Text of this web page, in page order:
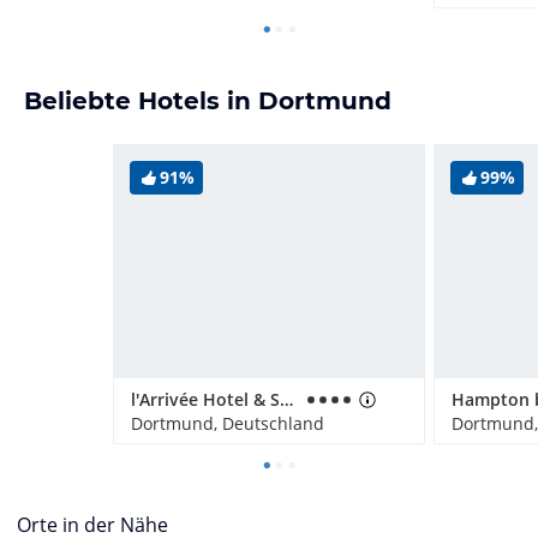
Beliebte Hotels in Dortmund
91%
l'Arrivée Hotel & Spa
Dortmund, Deutschland
99%
Orte in der Nähe